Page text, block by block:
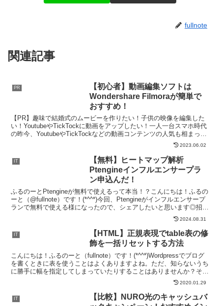
fullnote
関連記事
PR
【初心者】動画編集ソフトは
Wondershare Filmoraが簡単で
おすすめ！
【PR】趣味で結婚式のムービーを作りたい！子供の映像を編集した
い！YoutubeやTickTockに動画をアップしたい！一人一台スマホ時代
の昨今、YoutubeやTickTockなどの動画コンテンツの人気も相まっ
2023.06.02
IT
【無料】ヒートマップ解析
Ptengineインフルエンサープラ
ン申込んだ！
ふるのーとPtengineが無料で使えるって本当！？こんにちは！ふるの
ーと（@fullnote）です！(*^^*)今回、Ptengineがインフルエンサープ
ランで無料で使える様になったので、シェアしたいと思います◎招待
2024.08.31
IT
【HTML】正規表現でtable表の修
飾を一括リセットする方法
こんにちは！ふるのーと（fullnote）です！(*^^*)Wordpressでブログ
を書くときに表を使うことはよくありますよね。ただ、知らないうち
に勝手に幅を指定してしまっていたりすることはありませんか？そう
2020.01.29
IT
【比較】NURO光のキャッシュバ